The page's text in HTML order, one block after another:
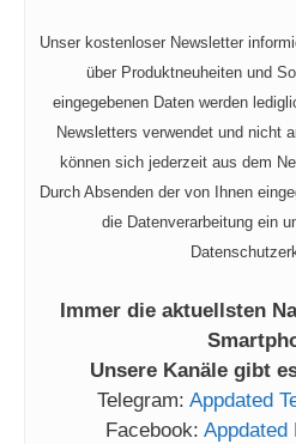
Unser kostenloser Newsletter
über Produktneuheiten und
eingegebenen Daten werden
Newsletters verwendet und nicht
können sich jederzeit aus dem
Durch Absenden der von Ihnen
die Datenverarbeitung ein
Immer die aktuellsten
Unsere Kanäle gibt
Telegram: Appdated
Facebook: Appdated